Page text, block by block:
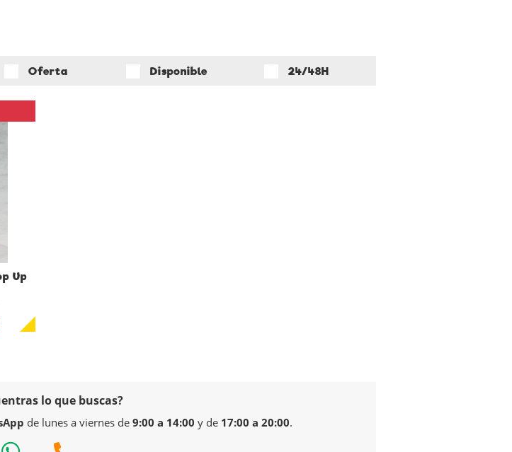
Oferta Disponible 24/48H
Up
lo que buscas?
de lunes a viernes de 9:00 a 14:00 y de 17:00 a 20:00.